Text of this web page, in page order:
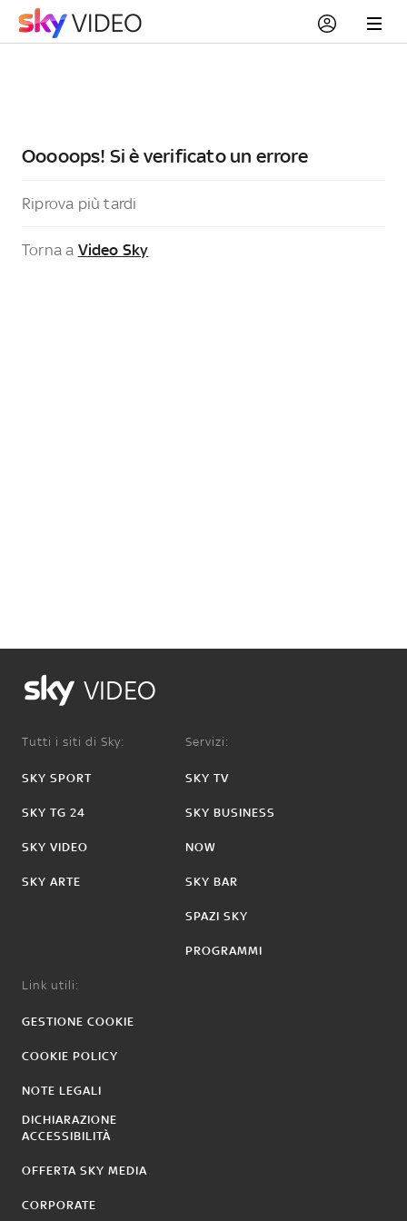
Ooooops! Si è verificato un errore
Riprova più tardi
Torna a Video Sky
VIDEO
Tutti i siti di Sky:
SKY SPORT
SKY TG 24
SKY VIDEO
SKY ARTE
Servizi:
SKY TV
SKY BUSINESS
NOW
SKY BAR
SPAZI SKY
PROGRAMMI
Link utili:
GESTIONE COOKIE
COOKIE POLICY
NOTE LEGALI
DICHIARAZIONE
ACCESSIBILITÀ
OFFERTA SKY MEDIA
CORPORATE